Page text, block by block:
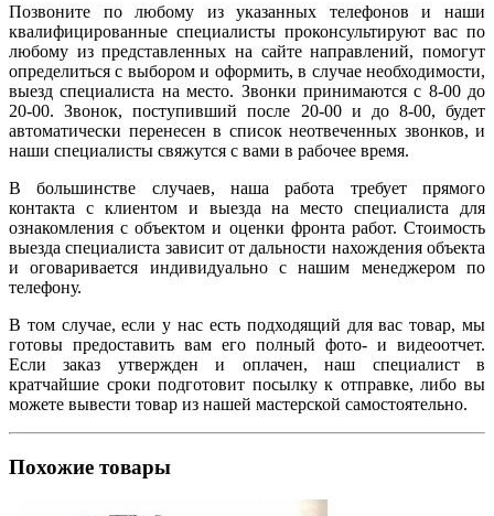
Позвоните по любому из указанных телефонов и наши
квалифицированные специалисты проконсультируют вас по
любому из представленных на сайте направлений, помогут
определиться с выбором и оформить, в случае необходимости,
выезд специалиста на место. Звонки принимаются с 8-00 до
20-00. Звонок, поступивший после 20-00 и до 8-00, будет
автоматически перенесен в список неотвеченных звонков, и
наши специалисты свяжутся с вами в рабочее время.
В большинстве случаев, наша работа требует прямого
контакта с клиентом и выезда на место специалиста для
ознакомления с объектом и оценки фронта работ. Стоимость
выезда специалиста зависит от дальности нахождения объекта
и оговаривается индивидуально с нашим менеджером по
телефону.
В том случае, если у нас есть подходящий для вас товар, мы
готовы предоставить вам его полный фото- и видеоотчет.
Если заказ утвержден и оплачен, наш специалист в
кратчайшие сроки подготовит посылку к отправке, либо вы
можете вывести товар из нашей мастерской самостоятельно.
Похожие товары